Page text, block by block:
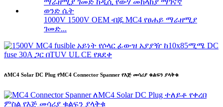
1000V 1500V OEM ብጁ MC4 የፀሐይ ማራዘሚያ
ገመድ...
ለMC4 Solar DC Plug የMC4 Connector Spanner የእጅ መሳሪያ ቁልፍን ያላቅቁ